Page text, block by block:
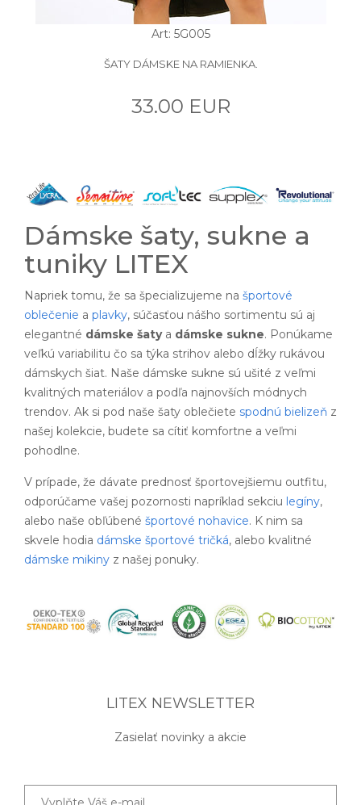
Art: 5G005
ŠATY DÁMSKE NA RAMIENKA.
33.00 EUR
Dámske šaty, sukne a
tuniky LITEX
Napriek tomu, že sa špecializujeme na športové
oblečenie a plavky, súčasťou nášho sortimentu sú aj
elegantné dámske šatya dámske sukne. Ponúkame
veľkú variabilitu čo sa týka strihov alebo dĺžky rukávou
dámskych šiat. Naše dámske sukne sú ušité z veľmi
kvalitných materiálov a podľa najnovších módnych
trendov. Ak si pod naše šaty oblečiete spodnú bielizeň z
našej kolekcie, budete sa cítiť komfortne a veľmi
pohodlne.
V prípade, že dávate prednosť športovejšiemu outfitu,
odporúčame vašej pozornosti napríklad sekciu legíny,
alebo naše obľúbené športové nohavice. K nim sa
skvele hodia dámske športové tričká, alebo kvalitné
dámske mikiny z našej ponuky.
LITEX NEWSLETTER
Zasielať novinky a akcie